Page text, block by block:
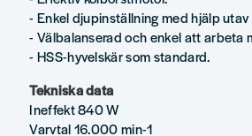
- Enkel djupinställning med hjälp
- Välbalanserad och enkel att arbeta
- HSS-hyvelskär som standard.
Tekniska data
Ineffekt 840 W
Varvtal 16.000 min-1